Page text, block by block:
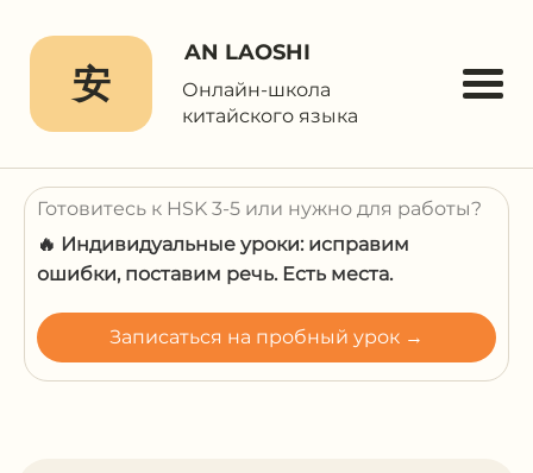
安
AN LAOSHI
Онлайн-школа
китайского языка
Готовитесь к HSK 3-5 или нужно для работы?
🔥 Индивидуальные уроки: исправим
ошибки, поставим речь. Есть места.
Записаться на пробный урок →